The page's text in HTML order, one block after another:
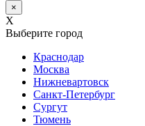
×
X
Выберите город
Краснодар
Москва
Нижневартовск
Санкт-Петербург
Сургут
Тюмень